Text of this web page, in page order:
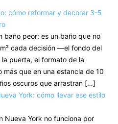
cómo reformar y decorar 3-5
baño peor: es un baño que no
cada decisión —el fondo del
puerta, el formato de la
que en una estancia de 10
oscuros que arrastran […]
York: cómo llevar ese estilo
Nueva York no funciona por